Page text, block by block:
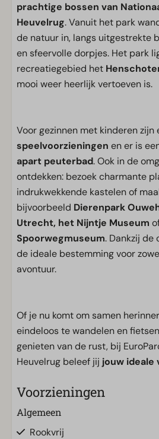
prachtige bossen van
Heuvelrug. Vanuit het park
de natuur in, langs uitgestrekte
en sfeervolle dorpjes. Het park
recreatiegebied het
mooi weer heerlijk vertoeven is.
Voor gezinnen met kinderen zijn
speelvoorzieningen en er is
apart peuterbad. Ook in de
ontdekken: bezoek charmante
indrukwekkende kastelen of
bijvoorbeeld Dierenpark
Utrecht, het Nijntje Museum
Spoorwegmuseum. Dankzij
de ideale bestemming voor
avontuur.
Of je nu komt om samen
eindeloos te wandelen en
genieten van de rust, bij
Heuvelrug beleef jij jouw ideale
Voorzieningen
Algemeen
Rookvrij